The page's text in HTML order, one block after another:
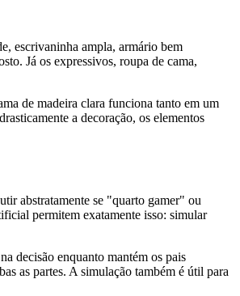
escrivaninha ampla, armário bem
Já os expressivos, roupa de cama,
de madeira clara funciona tanto em um
a decoração, os elementos
abstratamente se "quarto gamer" ou
permitem exatamente isso: simular
decisão enquanto mantém os pais
as partes. A simulação também é útil para